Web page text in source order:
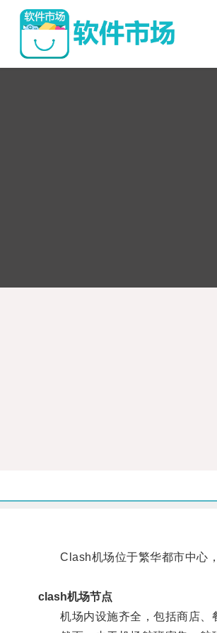
Clash机场位于繁华都市中心，
clash机场节点
机场内设施齐全，包括商店、